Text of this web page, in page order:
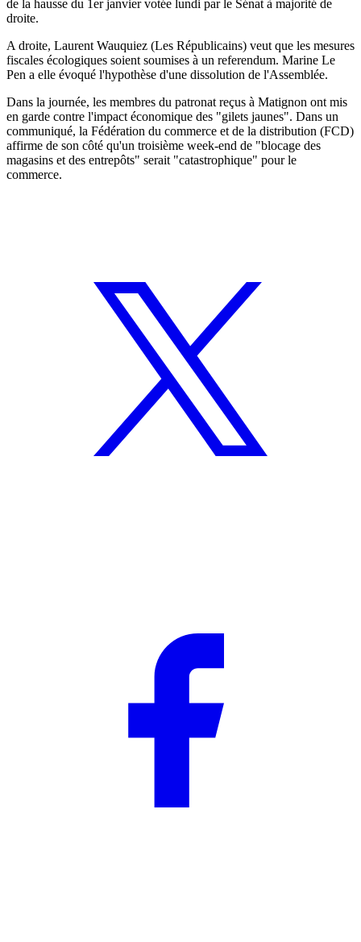
de la hausse du 1er janvier votée lundi par le Sénat à majorité de
droite.
A droite, Laurent Wauquiez (Les Républicains) veut que les mesures
fiscales écologiques soient soumises à un referendum. Marine Le
Pen a elle évoqué l'hypothèse d'une dissolution de l'Assemblée.
Dans la journée, les membres du patronat reçus à Matignon ont mis
en garde contre l'impact économique des "gilets jaunes". Dans un
communiqué, la Fédération du commerce et de la distribution (FCD)
affirme de son côté qu'un troisième week-end de "blocage des
magasins et des entrepôts" serait "catastrophique" pour le
commerce.